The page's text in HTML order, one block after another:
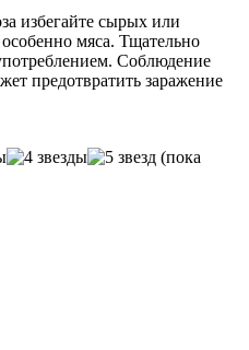
избегайте сырых или
мяса. Тщательно
Соблюдение
предотвратить заражение
(пока